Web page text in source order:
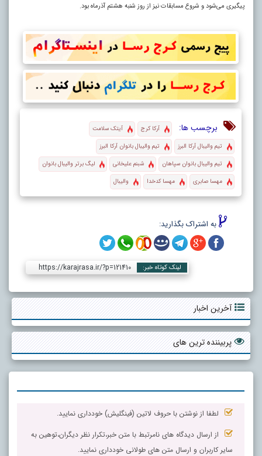
پیگیری می‌شود و شروع مسابقات نیز از روز شنبه هشتم آذرماه بود.
برچسب ها: آرکا کرج
آیتک سلامت
تیم والیبال آرکا البرز
تیم والیبال بانوان آرکا البرز
تیم والیبال بانوان سپاهان
شبنم علیخانی
لیگ‌ برتر والیبال بانوان
مهسا صابری
مهسا کدخدا والیبال
به اشتراک بگذارید:
لینک کوتاه خبر: https://karajrasa.ir/?p=121410
آخرین اخبار
پربیننده ترین های
لطفا از نوشتن با حروف لاتین (فینگلیش) خودداری نمایید.
از ارسال دیدگاه های نامرتبط با متن خبر،تکرار نظر دیگران،توهین به
سایر کاربران و ارسال متن های طولانی خودداری نمایید.